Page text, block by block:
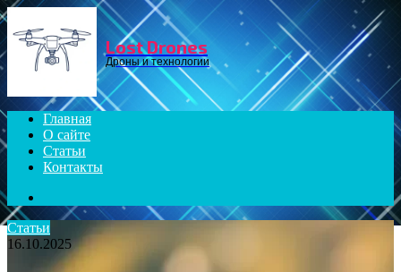
Menu
Lost Drones
Дроны и технологии
Главная
О сайте
Статьи
Контакты
Статьи
16.10.2025